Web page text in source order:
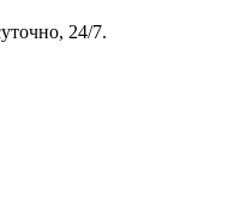
24/7.